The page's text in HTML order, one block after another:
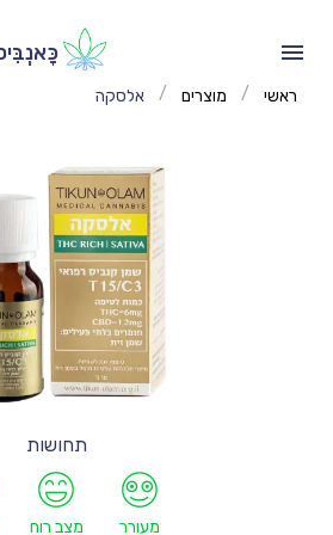
כָּאנְבִּיס
ראשי מוצרים אלסקה
תחושות
מעורר מצב רוח